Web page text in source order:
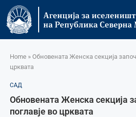
Home » Обновената Женска секција
црквата
САД
Обновената Женска секција
поглавје во црквата